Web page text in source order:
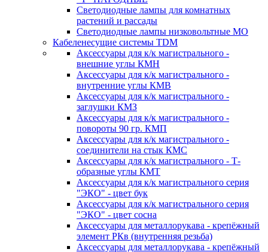
Светодиодные лампы для комнатных
растений и рассады
Светодиодные лампы низковольтные МО
Кабеленесущие системы TDM
Аксессуары для к/к магистрального -
внешние углы КМН
Аксессуары для к/к магистрального -
внутренние углы КМВ
Аксессуары для к/к магистрального -
заглушки КМЗ
Аксессуары для к/к магистрального -
повороты 90 гр. КМП
Аксессуары для к/к магистрального -
соединители на стык КМС
Аксессуары для к/к магистрального - Т-
образные углы КМТ
Аксессуары для к/к магистрального серия
"ЭКО" - цвет бук
Аксессуары для к/к магистрального серия
"ЭКО" - цвет сосна
Аксессуары для металлорукава - крепёжный
элемент РКв (внутренняя резьба)
Аксессуары для металлорукава - крепёжный